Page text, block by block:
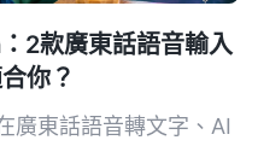
2款廣東話語音輸入
你？
廣東話語音轉文字、AI